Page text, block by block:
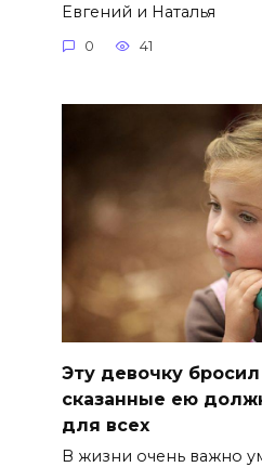
Евгений и Наталья
0 41
Эту девочку
сказанные ею
для всех
В жизни очень важно